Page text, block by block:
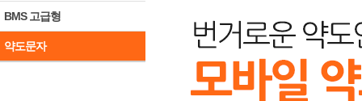
BMS 고급형
약도문자